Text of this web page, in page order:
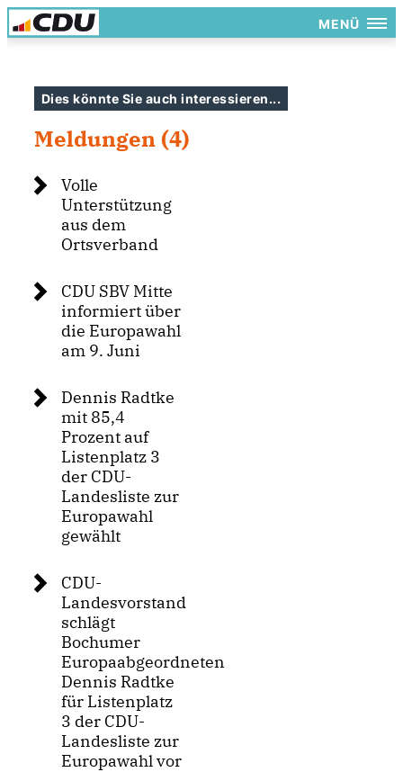
MENÜ
Dies könnte Sie auch interessieren...
Meldungen (4)
Volle
Unterstützung
aus dem
Ortsverband
CDU SBV Mitte
informiert über
die Europawahl
am 9. Juni
Dennis Radtke
mit 85,4
Prozent auf
Listenplatz 3
der CDU-
Landesliste zur
Europawahl
gewählt
CDU-
Landesvorstand
schlägt
Bochumer
Europaabgeordneten
Dennis Radtke
für Listenplatz
3 der CDU-
Landesliste zur
Europawahl vor